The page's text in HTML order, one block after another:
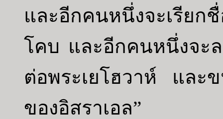
และอีกคนหนึ่งจะเรียก
โคบ และอีกคนหนึ่งจะ
ต่อพระเยโฮวาห์ และ
ของอิสราเอล”